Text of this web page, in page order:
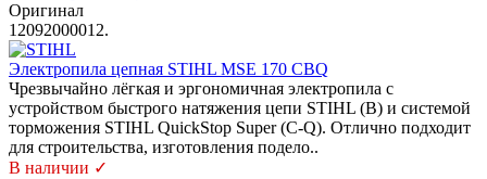
Оригинал
12092000012.
Электропила цепная STIHL MSE 170 CBQ
Чрезвычайно лёгкая и эргономичная электропила с
устройством быстрого натяжения цепи STIHL (B) и системой
торможения STIHL QuickStop Super (C-Q). Отлично подходит
для строительства, изготовления подело..
В наличии ✓